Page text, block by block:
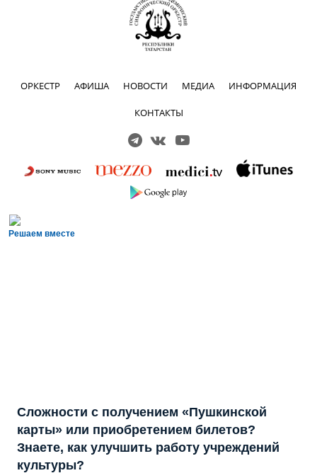
ОРКЕСТР АФИША НОВОСТИ МЕДИА ИНФОРМАЦИЯ
КОНТАКТЫ
Решаем вместе
Сложности с получением «Пушкинской
карты» или приобретением билетов?
Знаете, как улучшить работу учреждений
культуры?